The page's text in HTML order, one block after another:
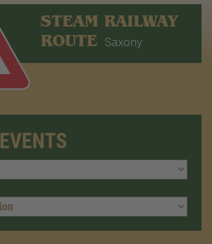
STEAM RAILWAY
ROUTE Saxony
EVENTS